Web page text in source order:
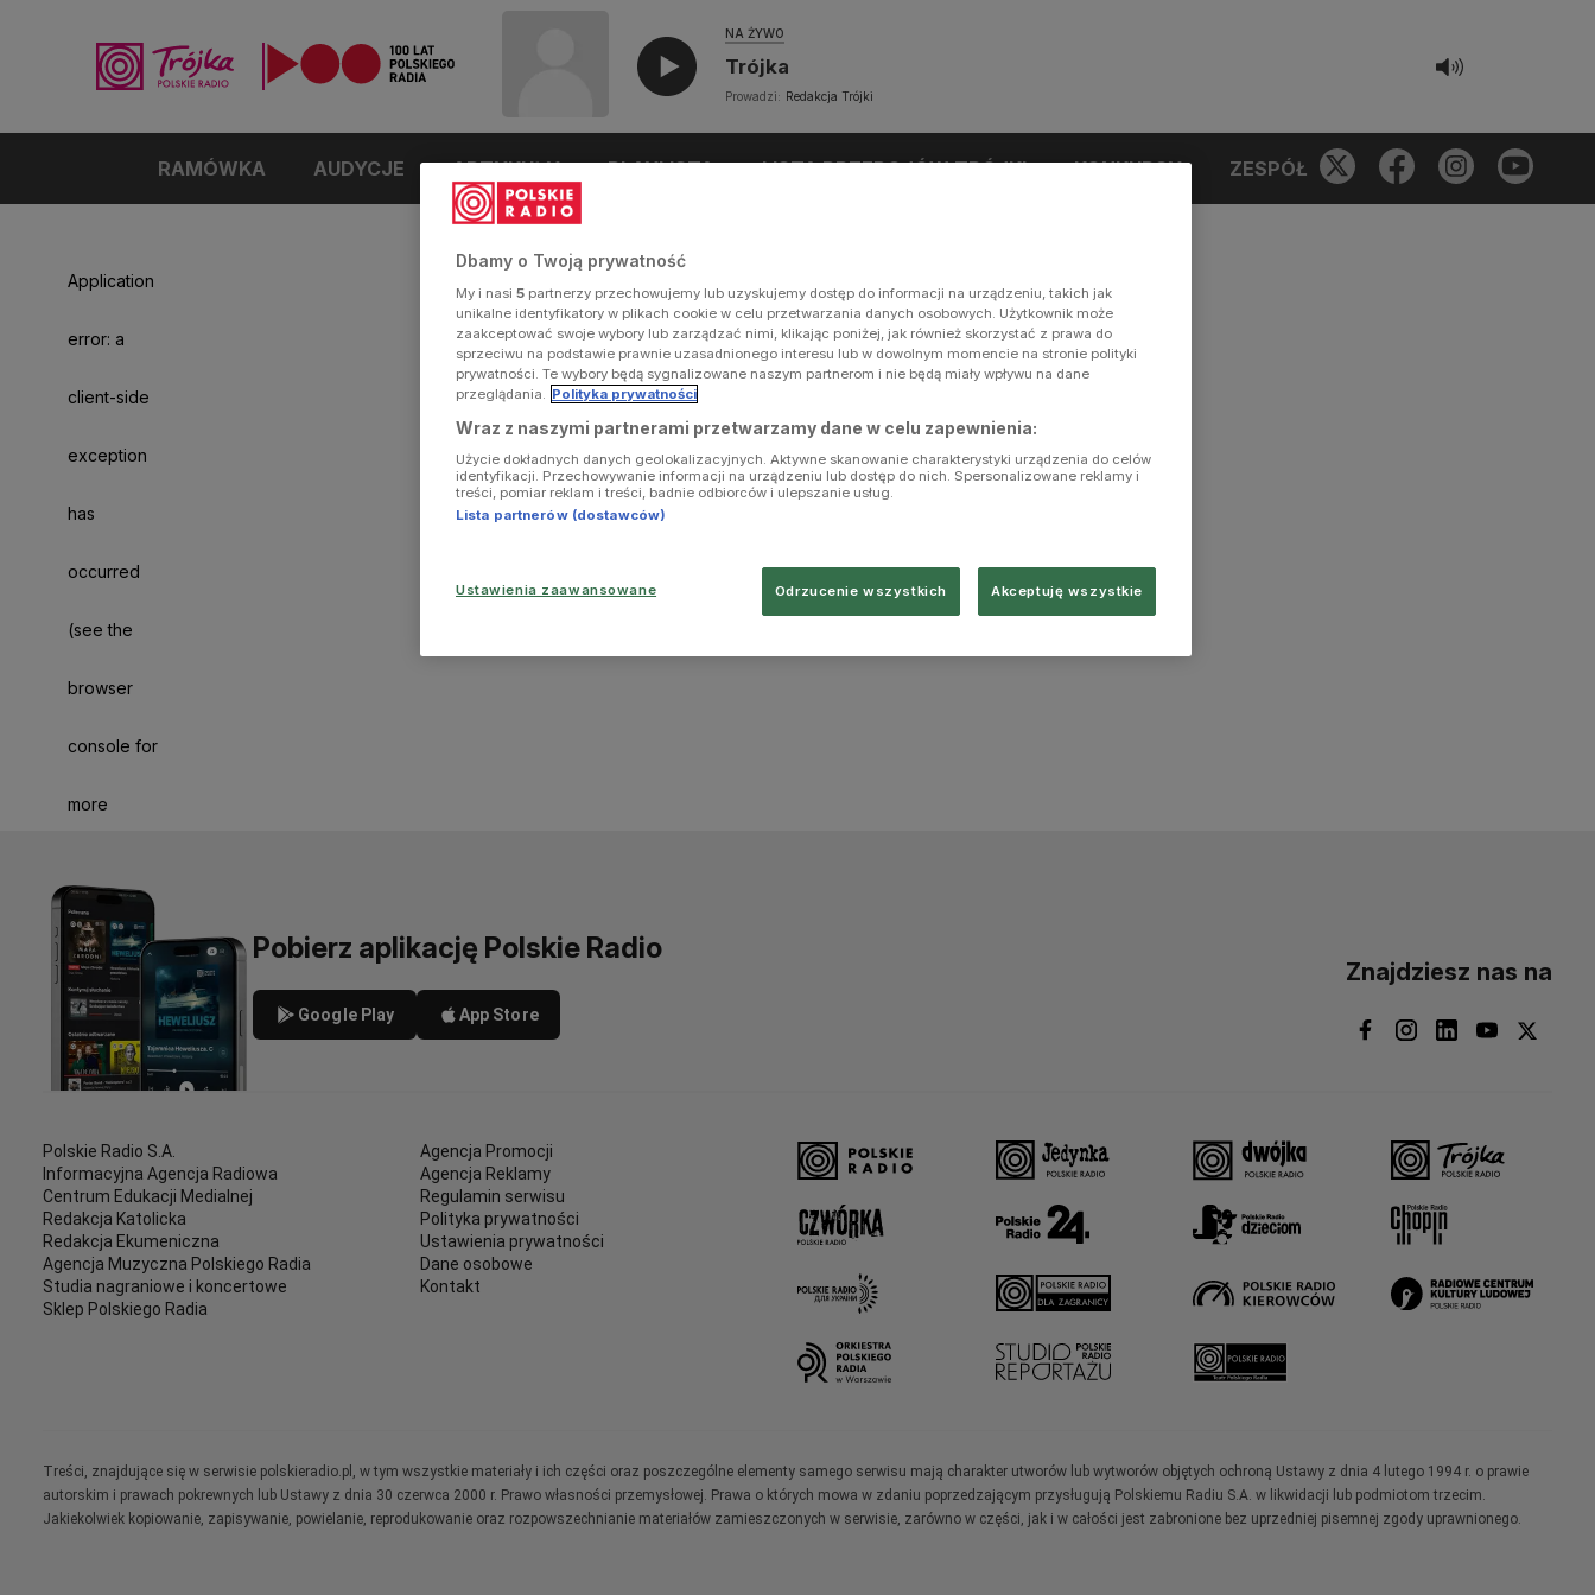
NA ŻYWO
Trójka
Prowadzi: Redakcja Trójki
RAMÓWKA AUDYCJE ARTYKUŁY PLAYLISTA LISTA PRZEBOJÓW TRÓJKI KONKURSY ZESPÓŁ
Application
error: a
client-side
exception
has
occurred
(see the
browser
console for
more
Pobierz aplikację Polskie Radio
Google Play App Store
Znajdziesz nas na
Polskie Radio S.A.
Informacyjna Agencja Radiowa
Centrum Edukacji Medialnej
Redakcja Katolicka
Redakcja Ekumeniczna
Agencja Muzyczna Polskiego Radia
Studia nagraniowe i koncertowe
Sklep Polskiego Radia
Agencja Promocji
Agencja Reklamy
Regulamin serwisu
Polityka prywatności
Ustawienia prywatności
Dane osobowe
Kontakt
Treści, znajdujące się w serwisie polskieradio.pl, w tym wszystkie materiały i ich części oraz poszczególne elementy samego serwisu mają charakter utworów lub wytworów objętych ochroną Ustawy z dnia 4 lutego 1994 r. o prawie
autorskim i prawach pokrewnych lub Ustawy z dnia 30 czerwca 2000 r. Prawo własności przemysłowej. Prawa o których mowa w zdaniu poprzedzającym przysługują Polskiemu Radiu S.A. w likwidacji lub podmiotom trzecim.
Jakiekolwiek kopiowanie, zapisywanie, powielanie, reprodukowanie oraz rozpowszechnianie materiałów zamieszczonych w serwisie, zarówno w części, jak i w całości jest zabronione bez uprzedniej pisemnej zgody uprawnionego.
Dbamy o Twoją prywatność
My i nasi 5 partnerzy przechowujemy lub uzyskujemy dostęp do informacji na urządzeniu, takich jak
unikalne identyfikatory w plikach cookie w celu przetwarzania danych osobowych. Użytkownik może
zaakceptować swoje wybory lub zarządzać nimi, klikając poniżej, jak również skorzystać z prawa do
sprzeciwu na podstawie prawnie uzasadnionego interesu lub w dowolnym momencie na stronie polityki
prywatności. Te wybory będą sygnalizowane naszym partnerom i nie będą miały wpływu na dane
przeglądania. Polityka prywatności
Wraz z naszymi partnerami przetwarzamy dane w celu zapewnienia:
Użycie dokładnych danych geolokalizacyjnych. Aktywne skanowanie charakterystyki urządzenia do celów
identyfikacji. Przechowywanie informacji na urządzeniu lub dostęp do nich. Spersonalizowane reklamy i
treści, pomiar reklam i treści, badnie odbiorców i ulepszanie usług.
Lista partnerów (dostawców)
Ustawienia zaawansowane Odrzucenie wszystkich Akceptuję wszystkie